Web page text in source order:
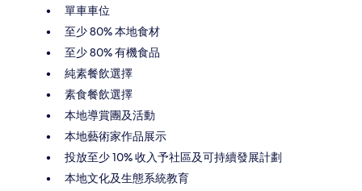
單車車位
至少 80% 本地食材
至少 80% 有機食品
純素餐飲選擇
素食餐飲選擇
本地導賞團及活動
本地藝術家作品展示
投放至少 10% 收入予社區及可持續發展計劃
本地文化及生態系統教育